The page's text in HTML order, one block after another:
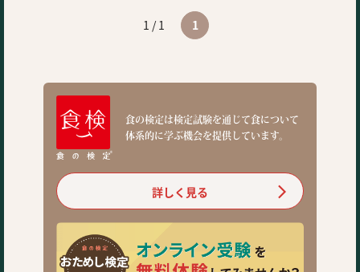
1 / 1 1
食の検定は検定試験を通じて食について
体系的に学ぶ機会を提供しています。
詳しく見る